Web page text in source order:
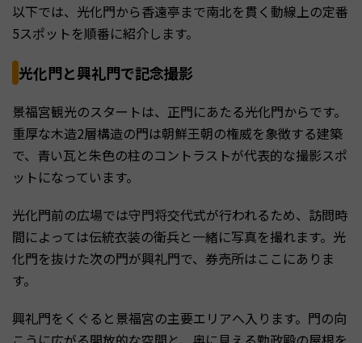
以下では、光化門から香遠亭まで南北を貫く動線上の定番
5スポットを順番に紹介します。
光化門と興礼門で記念撮影
景福宮観光のスタートは、正門にあたる光化門からです。
重厚な木造2層構造の門は朝鮮王朝の権威を象徴する建築
で、青い瓦と朱色の柱のコントラストが代表的な撮影スポ
ットになっています。
光化門前の広場では守門将交代式が行われるため、訪問時
間によっては伝統衣装の衛兵と一緒に写真を撮れます。光
化門を抜けた次の門が興礼門で、券売所はここにありま
す。
興礼門をくぐると景福宮の主要エリアへ入ります。門の向